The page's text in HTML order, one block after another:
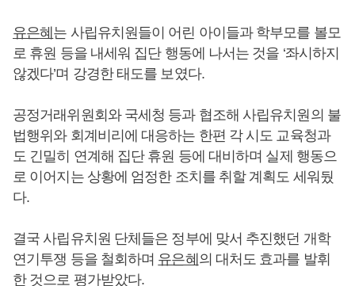
유은혜는 사립유치원들이 어린 아이들과 학부모를 볼모
로 휴원 등을 내세워 집단 행동에 나서는 것을 ‘좌시하지
않겠다’며 강경한 태도를 보였다.
공정거래위원회와 국세청 등과 협조해 사립유치원의 불
법행위와 회계비리에 대응하는 한편 각 시도 교육청과
도 긴밀히 연계해 집단 휴원 등에 대비하며 실제 행동으
로 이어지는 상황에 엄정한 조치를 취할 계획도 세워뒀
다.
결국 사립유치원 단체들은 정부에 맞서 추진했던 개학
연기투쟁 등을 철회하며 유은혜의 대처도 효과를 발휘
한 것으로 평가받았다.